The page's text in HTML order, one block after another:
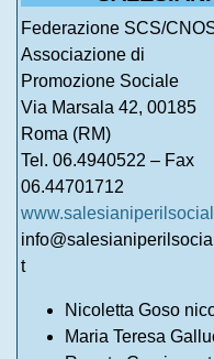
Federazione SCS/
Associazione di
Promozione Sociale
Via Marsala 42, 00185
Roma (RM)
Tel. 06.4940522 – Fax
06.44701712
t
Nicoletta Goso
Maria Teresa